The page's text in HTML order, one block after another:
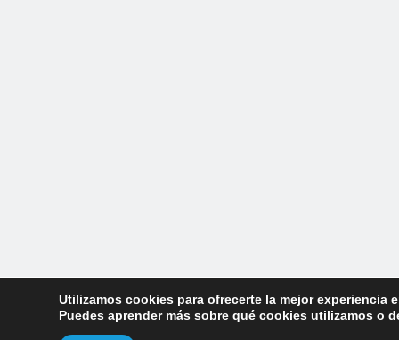
Utilizamos cookies para ofrecerte la mejor experiencia
Puedes aprender más sobre qué cookies utilizamos o